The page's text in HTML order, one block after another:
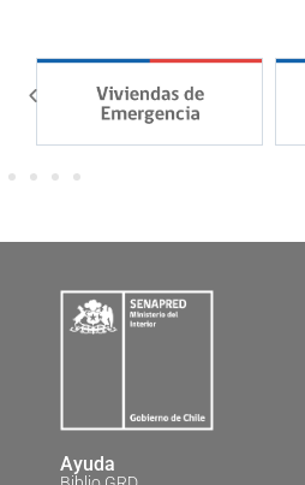
Ayuda